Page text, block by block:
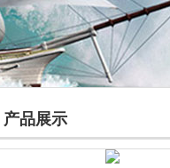
产品展示